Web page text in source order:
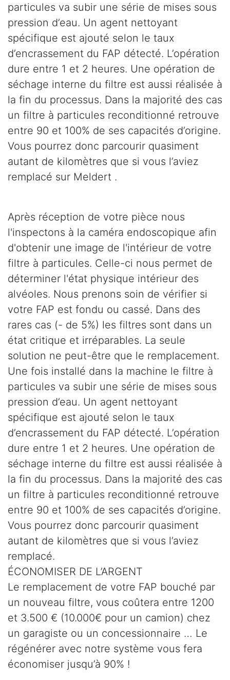
particules va subir une série de mises sous
pression d’eau. Un agent nettoyant
spécifique est ajouté selon le taux
d’encrassement du FAP détecté. L’opération
dure entre 1 et 2 heures. Une opération de
séchage interne du filtre est aussi réalisée à
la fin du processus. Dans la majorité des cas
un filtre à particules reconditionné retrouve
entre 90 et 100% de ses capacités d’origine.
Vous pourrez donc parcourir quasiment
autant de kilomètres que si vous l’aviez
remplacé sur Meldert .
Après réception de votre pièce nous
l'inspectons à la caméra endoscopique afin
d'obtenir une image de l'intérieur de votre
filtre à particules. Celle-ci nous permet de
déterminer l'état physique intérieur des
alvéoles. Nous prenons soin de vérifier si
votre FAP est fondu ou cassé. Dans des
rares cas (- de 5%) les filtres sont dans un
état critique et irréparables. La seule
solution ne peut-être que le remplacement.
Une fois installé dans la machine le filtre à
particules va subir une série de mises sous
pression d’eau. Un agent nettoyant
spécifique est ajouté selon le taux
d’encrassement du FAP détecté. L’opération
dure entre 1 et 2 heures. Une opération de
séchage interne du filtre est aussi réalisée à
la fin du processus. Dans la majorité des cas
un filtre à particules reconditionné retrouve
entre 90 et 100% de ses capacités d’origine.
Vous pourrez donc parcourir quasiment
autant de kilomètres que si vous l’aviez
remplacé.
ÉCONOMISER DE L’ARGENT
Le remplacement de votre FAP bouché par
un nouveau filtre, vous coûtera entre 1200
et 3.500 € (10.000€ pour un camion) chez
un garagiste ou un concessionnaire … Le
régénérer avec notre système vous fera
économiser jusqu’à 90% !